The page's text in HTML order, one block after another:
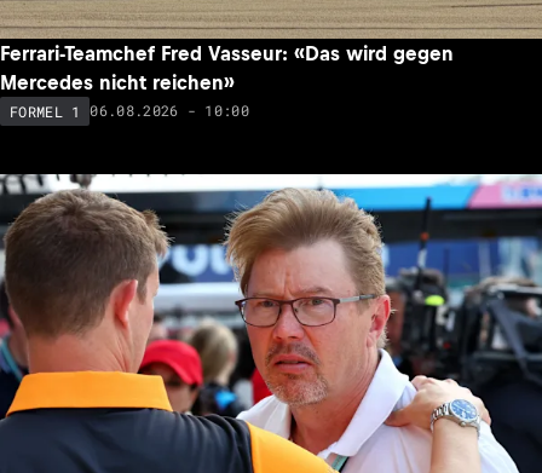
Ferrari-Teamchef Fred Vasseur: «Das wird gegen
Mercedes nicht reichen»
FORMEL 1 06.08.2026 - 10:00